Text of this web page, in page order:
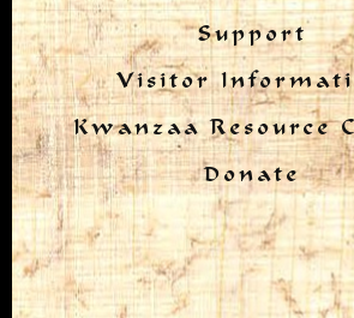
Support
Visitor
Kwanzaa Resource
Donate